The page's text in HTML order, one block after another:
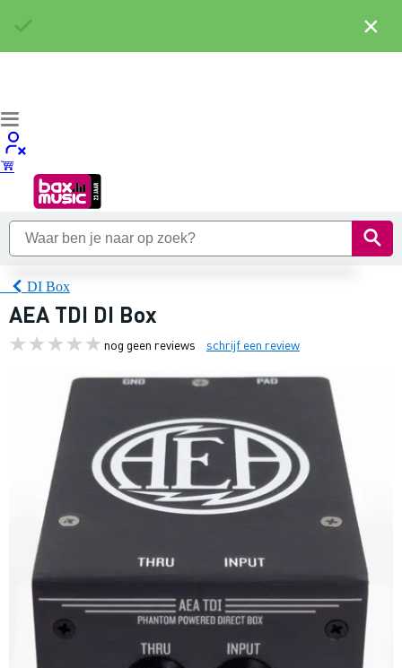
DI Box
AEA TDI DI Box
nog geen reviews schrijf een review
×